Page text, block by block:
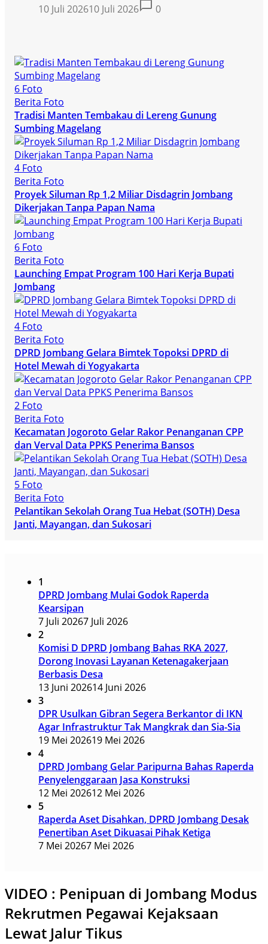
10 Juli 202610 Juli 2026 0
6 Foto
Berita Foto
Tradisi Manten Tembakau di Lereng Gunung
Sumbing Magelang
4 Foto
Berita Foto
Proyek Siluman Rp 1,2 Miliar Disdagrin Jombang
Dikerjakan Tanpa Papan Nama
6 Foto
Berita Foto
Launching Empat Program 100 Hari Kerja Bupati
Jombang
4 Foto
Berita Foto
DPRD Jombang Gelara Bimtek Topoksi DPRD di
Hotel Mewah di Yogyakarta
2 Foto
Berita Foto
Kecamatan Jogoroto Gelar Rakor Penanganan CPP
dan Verval Data PPKS Penerima Bansos
5 Foto
Berita Foto
Pelantikan Sekolah Orang Tua Hebat (SOTH) Desa
Janti, Mayangan, dan Sukosari
1
DPRD Jombang Mulai Godok Raperda
Kearsipan
7 Juli 20267 Juli 2026
2
Komisi D DPRD Jombang Bahas RKA 2027,
Dorong Inovasi Layanan Ketenagakerjaan
Berbasis Desa
13 Juni 202614 Juni 2026
3
DPR Usulkan Gibran Segera Berkantor di IKN
Agar Infrastruktur Tak Mangkrak dan Sia-Sia
19 Mei 202619 Mei 2026
4
DPRD Jombang Gelar Paripurna Bahas Raperda
Penyelenggaraan Jasa Konstruksi
12 Mei 202612 Mei 2026
5
Raperda Aset Disahkan, DPRD Jombang Desak
Penertiban Aset Dikuasai Pihak Ketiga
7 Mei 20267 Mei 2026
VIDEO : Penipuan di Jombang Modus
Rekrutmen Pegawai Kejaksaan
Lewat Jalur Tikus